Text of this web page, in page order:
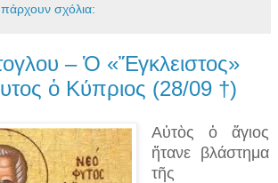
σχόλια:
– Ὁ «Ἔγκλειστος»
ὁ Κύπριος (28/09 †)
Αὐτὸς ὁ ἅγιος
ἤτανε βλάστημα
τῆς